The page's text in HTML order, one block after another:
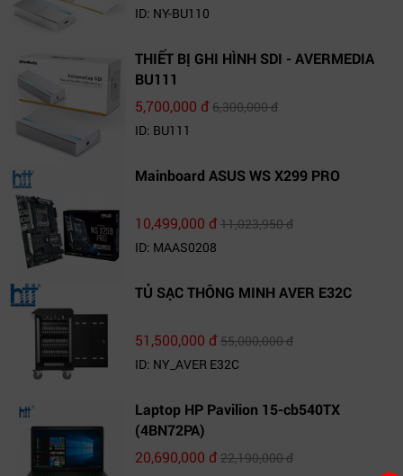
ID: NY-BU110
THIẾT BỊ GHI HÌNH SDI - AVERMEDIA
BU111
5,700,000 đ6,300,000 đ
ID: BU111
Mainboard ASUS WS X299 PRO
10,499,000 đ11,023,950 đ
ID: MAAS0208
TỦ SẠC THÔNG MINH AVER E32C
51,500,000 đ55,000,000 đ
ID: NY_AVER E32C
Laptop HP Pavilion 15-cb540TX
(4BN72PA)
20,690,000 đ22,190,000 đ